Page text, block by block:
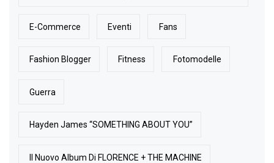
E-Commerce Eventi Fans
Fashion Blogger Fitness Fotomodelle
Guerra
Hayden James “SOMETHING ABOUT YOU”
Il Nuovo Album Di FLORENCE + THE MACHINE